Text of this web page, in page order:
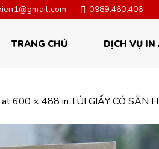
0989.460.406
TRANG CHỦ DỊCH VỤ IN
at600 × 488 inTÚI GIẤY CÓ SẴN